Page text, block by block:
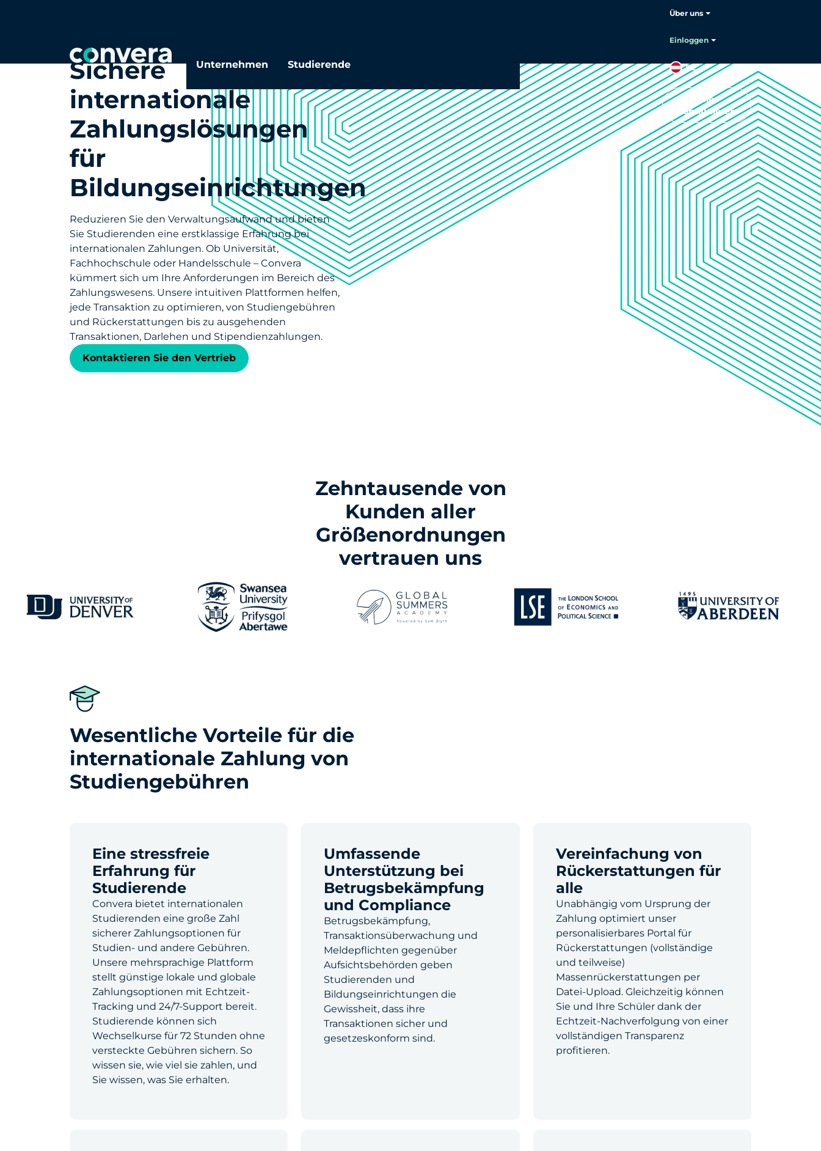
Unternehmen Studierende
Über uns
Einloggen
DE
Sales
kontaktieren
Sichere
internationale
Zahlungslösungen
für
Bildungseinrichtungen
Reduzieren Sie den Verwaltungsaufwand und bieten
Sie Studierenden eine erstklassige Erfahrung bei
internationalen Zahlungen. Ob Universität,
Fachhochschule oder Handelsschule – Convera
kümmert sich um Ihre Anforderungen im Bereich des
Zahlungswesens. Unsere intuitiven Plattformen helfen,
jede Transaktion zu optimieren, von Studiengebühren
und Rückerstattungen bis zu ausgehenden
Transaktionen, Darlehen und Stipendienzahlungen.
Kontaktieren Sie den Vertrieb
Zehntausende von
Kunden aller
Größenordnungen
vertrauen uns
Wesentliche Vorteile für die
internationale Zahlung von
Studiengebühren
Eine stressfreie
Erfahrung für
Studierende
Convera bietet internationalen
Studierenden eine große Zahl
sicherer Zahlungsoptionen für
Studien- und andere Gebühren.
Unsere mehrsprachige Plattform
stellt günstige lokale und globale
Zahlungsoptionen mit Echtzeit-
Tracking und 24/7-Support bereit.
Studierende können sich
Wechselkurse für 72 Stunden ohne
versteckte Gebühren sichern. So
wissen sie, wie viel sie zahlen, und
Sie wissen, was Sie erhalten.
Umfassende
Unterstützung bei
Betrugsbekämpfung
und Compliance
Betrugsbekämpfung,
Transaktionsüberwachung und
Meldepflichten gegenüber
Aufsichtsbehörden geben
Studierenden und
Bildungseinrichtungen die
Gewissheit, dass ihre
Transaktionen sicher und
gesetzeskonform sind.
Vereinfachung von
Rückerstattungen für
alle
Unabhängig vom Ursprung der
Zahlung optimiert unser
personalisierbares Portal für
Rückerstattungen (vollständige
und teilweise)
Massenrückerstattungen per
Datei-Upload. Gleichzeitig können
Sie und Ihre Schüler dank der
Echtzeit-Nachverfolgung von einer
vollständigen Transparenz
profitieren.